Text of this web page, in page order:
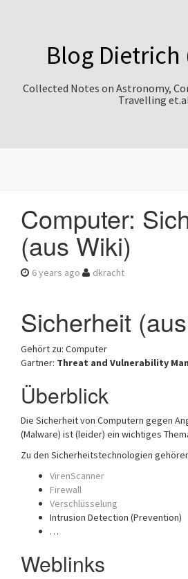
Blog Dietrich
Collected Notes on Astronomy,
Travelling
Computer:
(aus Wiki)
6 years ago dkracht
Sicherheit
Gehört zu: Computer
Gartner: Threat and Vulnerability
Überblick
Die Sicherheit von Computern gegen
(Malware) ist (leider) ein wichtiges
Zu den Sicherheitstechnologien
VirenScanner
Firewall
Verschlüsselung
Intrusion Detection (Prevention)
…
Weblinks